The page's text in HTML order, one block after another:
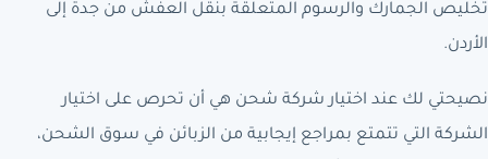
تخليص الجمارك والرسوم المتعلقة بنقل العفش من جدة إلى
الأردن.
نصيحتي لك عند اختيار شركة شحن هي أن تحرص على اختيار
الشركة التي تتمتع بمراجع إيجابية من الزبائن في سوق الشحن،